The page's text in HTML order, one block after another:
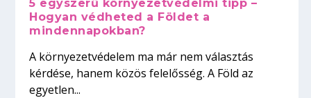
5 egyszerű környezetvédelmi tipp –
Hogyan védheted a Földet a
mindennapokban?
A környezetvédelem ma már nem választás
kérdése, hanem közös felelősség. A Föld az
egyetlen...